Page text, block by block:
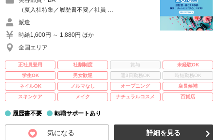
（夏入社特集／履歴書不要／社員 …
派遣
時給1,600円 ～ 1,880円 ほか
全国エリア
正社員登用 社割制度 賞与
未経験OK
学生OK
男女歓迎 週3日勤務OK
時短勤務OK
ネイルOK
ノルマなし オープニング
店長候補
スキンケア
メイク ナチュラルコスメ 百貨店
履歴書不要 転職サポートあり
気になる 詳細を見る